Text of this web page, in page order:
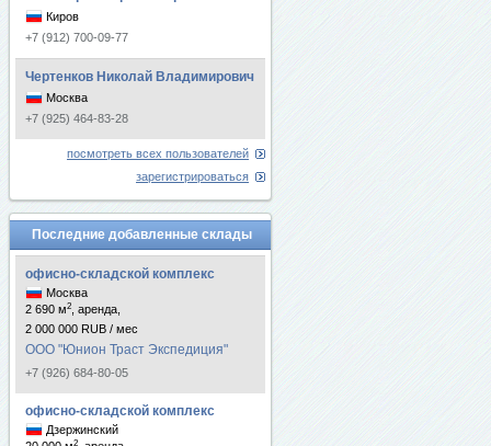
Киров
+7 (912) 700-09-77
Чертенков Николай Владимирович
Москва
+7 (925) 464-83-28
посмотреть всех пользователей
зарегистрироваться
Последние добавленные склады
офисно-складской комплекс
Москва
2 690 м2
, аренда,
2 000 000 RUB / мес
ООО "Юнион Траст Экспедиция"
+7 (926) 684-80-05
офисно-складской комплекс
Дзержинский
2